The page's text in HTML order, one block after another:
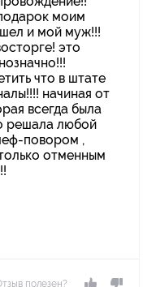
моим
и мой муж!!!
это
что в штате
начиная от
всегда была
решала любой
повором ,
отменным
полезен?